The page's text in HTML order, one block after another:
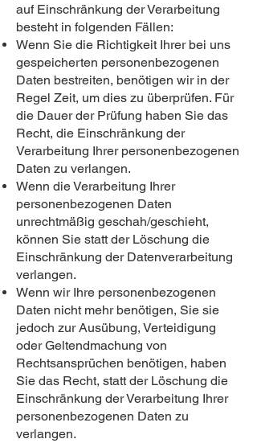
auf Einschränkung der Verarbeitung
besteht in folgenden Fällen:
Wenn Sie die Richtigkeit Ihrer bei uns
gespeicherten personenbezogenen
Daten bestreiten, benötigen wir in der
Regel Zeit, um dies zu überprüfen. Für
die Dauer der Prüfung haben Sie das
Recht, die Einschränkung der
Verarbeitung Ihrer personenbezogenen
Daten zu verlangen.
Wenn die Verarbeitung Ihrer
personenbezogenen Daten
unrechtmäßig geschah/geschieht,
können Sie statt der Löschung die
Einschränkung der Datenverarbeitung
verlangen.
Wenn wir Ihre personenbezogenen
Daten nicht mehr benötigen, Sie sie
jedoch zur Ausübung, Verteidigung
oder Geltendmachung von
Rechtsansprüchen benötigen, haben
Sie das Recht, statt der Löschung die
Einschränkung der Verarbeitung Ihrer
personenbezogenen Daten zu
verlangen.